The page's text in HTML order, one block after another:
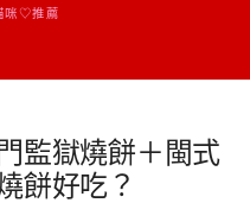
咪♡推薦
監獄燒餅＋閩式
餅好吃？